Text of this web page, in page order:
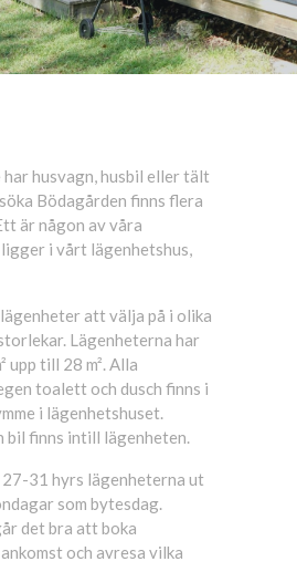
har husvagn, husbil eller tält
Bödagården finns flera
är någon av våra
i vårt lägenhetshus,
att välja på i olika
Lägenheterna har
upp till 28 m². Alla
toalett och dusch finns i
i lägenhetshuset.
bil finns intill lägenheten.
31 hyrs lägenheterna ut
som bytesdag.
det bra att boka
och avresa vilka